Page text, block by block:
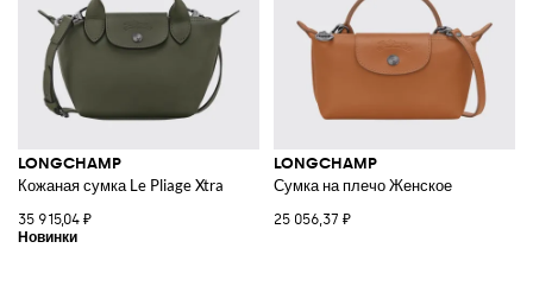
LONGCHAMP
Кожаная сумка Le Pliage Xtra
35 915,04 ₽
LONGCHAMP
Сумка на плечо Женское
25 056,37 ₽